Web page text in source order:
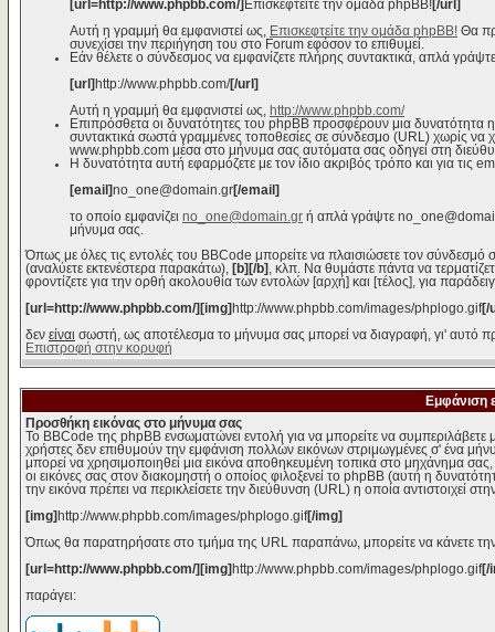
[url=http://www.phpbb.com/] Επισκεφτείτε την ομάδα phpBB! [/url]
Αυτή η γραμμή θα εμφανιστεί ως,
Επισκεφτείτε την ομάδα phpBB! Θα
συνεχίσει την περιήγηση του στο Forum εφόσον το επιθυμεί.
Εάν θέλετε ο σύνδεσμος να εμφανίζετε πλήρης συντακτικά, απλά
[url] http://www.phpbb.com/[/url]
Αυτή η γραμμή θα εμφανιστεί ως,
http://www.phpbb.com/
Επιπρόσθετα οι δυνατότητες του phpBB προσφέρουν μια δυνατότητα
συντακτικά σωστά γραμμένες τοποθεσίες σε σύνδεσμο (URL) χωρίς να
www.phpbb.com μέσα στο μήνυμα σας αυτόματα σας οδηγεί στη
Η δυνατότητα αυτή εφαρμόζετε με τον ίδιο ακριβός τρόπο και για τις
[email]no_one@domain.gr[/email]
το οποίο εμφανίζει no_one@domain.gr ή απλά γράψτε
μήνυμα σας.
Όπως με όλες τις εντολές του BBCode μπορείτε να πλαισιώσετε τον σύνδεσμό
(αναλύετε εκτενέστερα παρακάτω),
[b][/b]
, κλπ. Να θυμάστε πάντα να
φροντίζετε για την ορθή ακολουθία των εντολών [αρχή] και [τέλος], για
[url=http://www.phpbb.com/][img] http://www.phpbb.com/images/phplogo.gif[/
δεν είναι σωστή, ως αποτέλεσμα το μήνυμα σας μπορεί να διαγραφή, γι' αυτό
Επιστροφή στην κορυφή
Εμφάνιση
Προσθήκη εικόνας στο μήνυμα σας
Το BBCode της phpBB ενσωματώνει εντολή για να μπορείτε να
χρήστες δεν επιθυμούν την εμφάνιση πολλών εικόνων στριμωγμένες σ' ένα
μπορεί να χρησιμοποιηθεί μια εικόνα αποθηκευμένη τοπικά στο μηχάνημα
οι εικόνες σας στον διακομηστή ο οποίος φιλοξενεί το phpBB (αυτή η
την εικόνα πρέπει να περικλείσετε την διεύθυνση (URL) η οποία αντιστοιχεί
[img] http://www.phpbb.com/images/phplogo.gif[/img]
Όπως θα παρατηρήσατε στο τμήμα της URL παραπάνω, μπορείτε να κάνετε
[url=http://www.phpbb.com/][img] http://www.phpbb.com/images/phplogo.gif[/
παράγει: